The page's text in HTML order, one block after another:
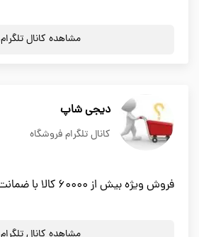
مشاهده کانال تلگرام
دیجی شاپ
کانال تلگرام فروشگاه
فروش ویژه بیش از ۶۰۰۰۰ کالا با ضمانت و قیمت